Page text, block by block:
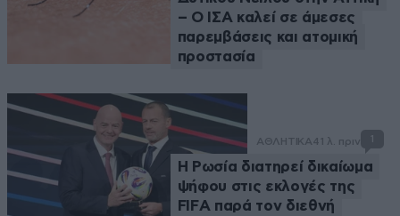
– Ο ΙΣΑ καλεί σε άμεσες
παρεμβάσεις και ατομική
προστασία
ΑΘΛΗΤΙΚΑ41 λ. πριν 1
Η Ρωσία διατηρεί δικαίωμα
ψήφου στις εκλογές της
FIFA παρά τον διεθνή